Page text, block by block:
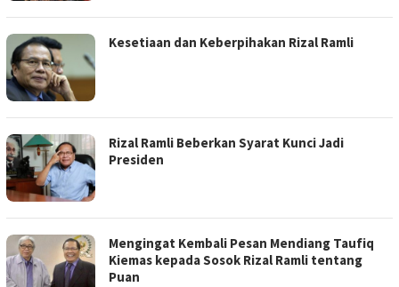
Kesetiaan dan Keberpihakan Rizal Ramli
Rizal Ramli Beberkan Syarat Kunci Jadi
Presiden
Mengingat Kembali Pesan Mendiang Taufiq
Kiemas kepada Sosok Rizal Ramli tentang
Puan